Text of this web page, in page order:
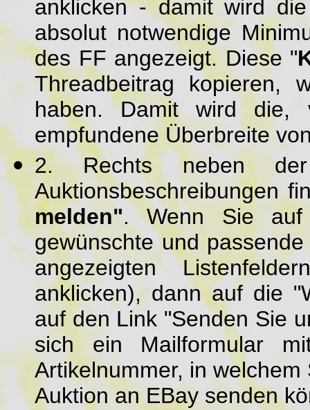
anklicken - damit wird
absolut notwendige
des FF angezeigt. Diese "
Threadbeitrag kopieren,
haben. Damit wird die,
empfundene Überbreite
2. Rechts neben
Auktionsbeschreibungen
melden". Wenn Sie auf
gewünschte und
angezeigten
anklicken), dann auf die
auf den Link "Senden Sie
sich ein Mailformular
Artikelnummer, in
Auktion an EBay senden